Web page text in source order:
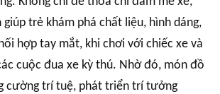
trẻ khám phá chất liệu, hình dáng,
hợp tay mắt, khi chơi với chiếc xe và
cuộc đua xe kỳ thú. Nhờ đó, món đồ
cường trí tuệ, phát triển trí tưởng